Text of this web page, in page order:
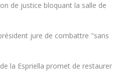
de justice bloquant la salle de
jure de combattre "sans
la Espriella promet de restaurer